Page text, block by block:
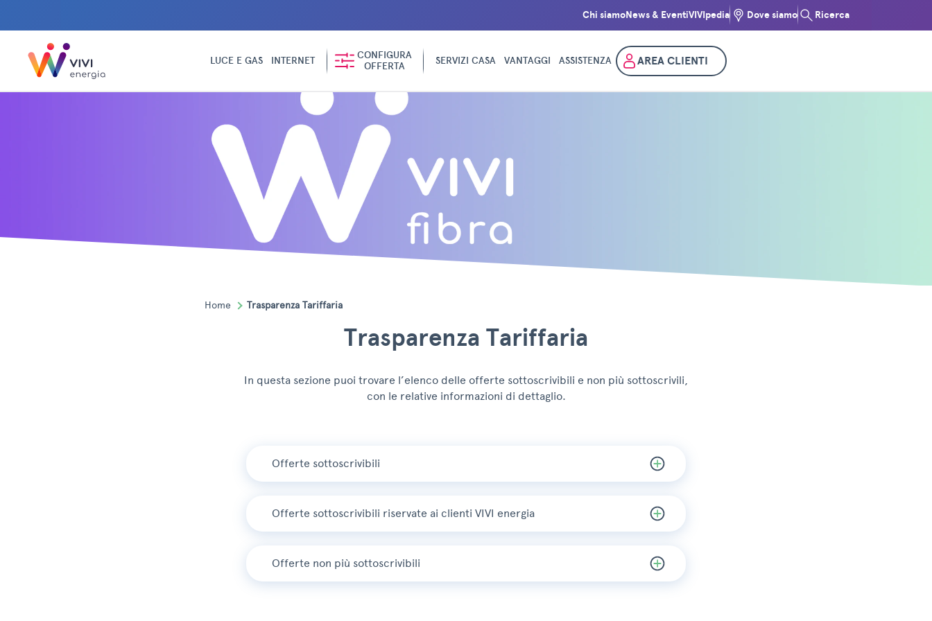
Chi siamoNews & EventiVIVIpedia Dove siamo Ricerca
LUCE E GAS INTERNET
CONFIGURA
OFFERTA
SERVIZI CASA VANTAGGI ASSISTENZA AREA CLIENTI
Home Trasparenza Tariffaria
Trasparenza Tariffaria
In questa sezione puoi trovare l’elenco delle offerte sottoscrivibili e non più sottoscrivili,
con le relative informazioni di dettaglio.
Offerte sottoscrivibili
VIVIconnesso Easy FTTH
Offerte sottoscrivibili riservate ai clienti VIVI energia
Offerte non più sottoscrivibili